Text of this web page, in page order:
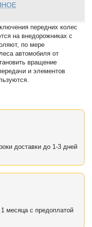
передних колес
на внедорожниках с
по мере
автомобиля от
вращение
и элементов
доставки до 1-3 дней
месяца с предоплатой